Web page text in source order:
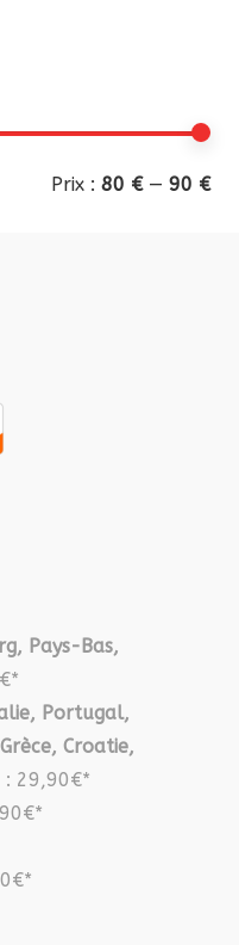
Prix : 80 €— 90 €
Pays-Bas,
Portugal,
Croatie,
: 29,90€*